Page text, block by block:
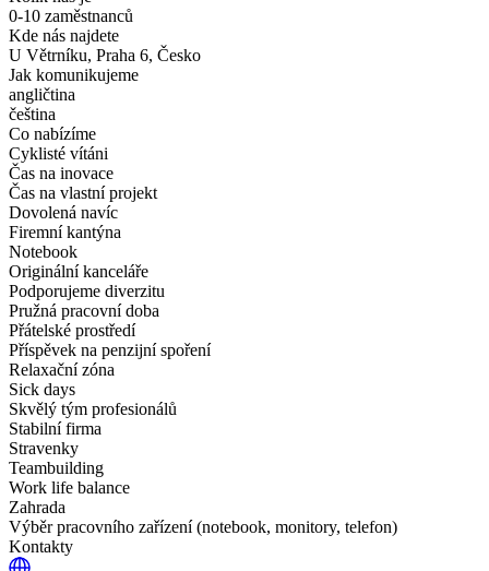
0-10 zaměstnanců
Kde nás najdete
U Větrníku, Praha 6, Česko
Jak komunikujeme
angličtina
čeština
Co nabízíme
Cyklisté vítáni
Čas na inovace
Čas na vlastní projekt
Dovolená navíc
Firemní kantýna
Notebook
Originální kanceláře
Podporujeme diverzitu
Pružná pracovní doba
Přátelské prostředí
Příspěvek na penzijní spoření
Relaxační zóna
Sick days
Skvělý tým profesionálů
Stabilní firma
Stravenky
Teambuilding
Work life balance
Zahrada
Výběr pracovního zařízení (notebook, monitory, telefon)
Kontakty